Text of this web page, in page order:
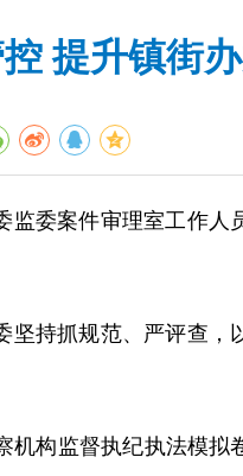
提升镇街
委案件审理室工作人
持抓规范、严评查，
构监督执纪执法模拟